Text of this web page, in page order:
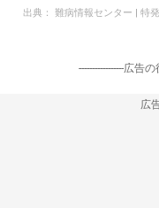
出典： 難病情報センター | 特
-----------------広告
広